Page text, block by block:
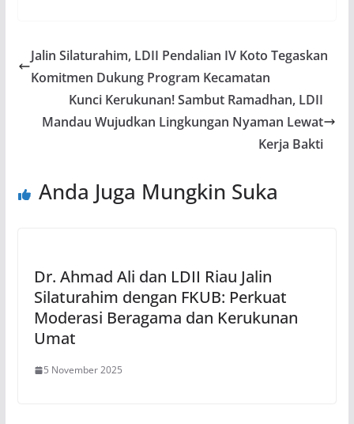
Jalin Silaturahim, LDII Pendalian IV Koto Tegaskan
Komitmen Dukung Program Kecamatan
Kunci Kerukunan! Sambut Ramadhan, LDII
Mandau Wujudkan Lingkungan Nyaman Lewat
Kerja Bakti
Anda Juga Mungkin Suka
Dr. Ahmad Ali dan LDII Riau Jalin
Silaturahim dengan FKUB: Perkuat
Moderasi Beragama dan Kerukunan
Umat
5 November 2025